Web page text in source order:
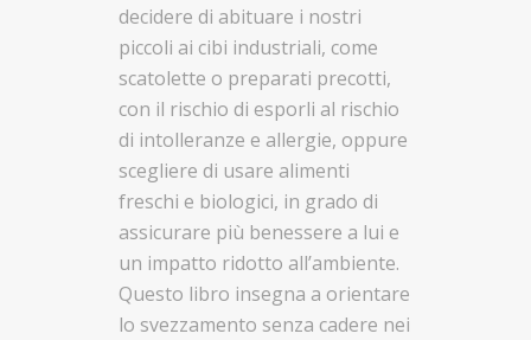
decidere di abituare i nostri
piccoli ai cibi industriali, come
scatolette o preparati precotti,
con il rischio di esporli al rischio
di intolleranze e allergie, oppure
scegliere di usare alimenti
freschi e biologici, in grado di
assicurare più benessere a lui e
un impatto ridotto all’ambiente.
Questo libro insegna a orientare
lo svezzamento senza cadere nei